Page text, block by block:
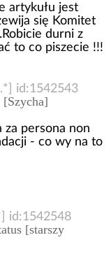
artykułu jest
się Komitet
durni z
to co piszecie !!!
id:1542543
[Szycha]
za persona non
- co wy na to
id:1542548
[starszy